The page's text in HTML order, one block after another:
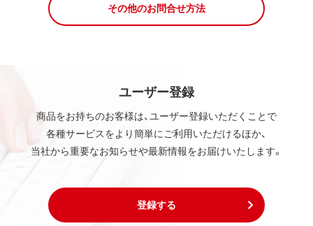
その他のお問合せ方法
ユーザー登録
商品をお持ちのお客様は、ユーザー登録いただくことで
各種サービスをより簡単にご利用いただけるほか、
当社から重要なお知らせや最新情報をお届けいたします。
登録する